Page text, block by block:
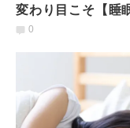
変わり目こそ【睡
事！】睡眠の質を
0